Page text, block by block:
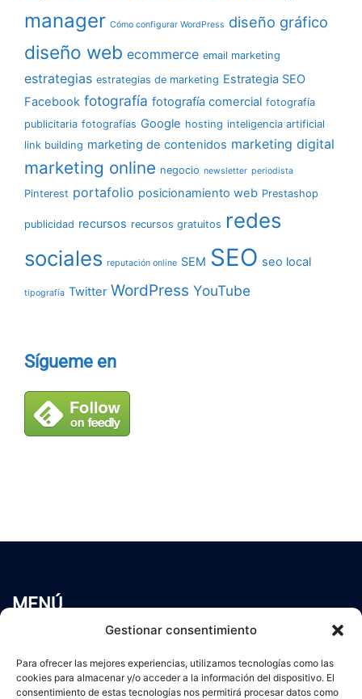
Gestionar consentimiento
Para ofrecer las mejores experiencias, utilizamos tecnologías como las
cookies para almacenar y/o acceder a la información del dispositivo. El
consentimiento de estas tecnologías nos permitirá procesar datos como
manager Cómo configurar WordPress diseño gráfico
diseño web ecommerce email marketing
estrategias estrategias de marketing Estrategia SEO
Facebook fotografía fotografía comercial fotografía
publicitaria fotografías Google hosting inteligencia artificial
link building marketing de contenidos marketing digital
marketing online negocio newsletter periodista
Pinterest portafolio posicionamiento web Prestashop
publicidad recursos recursos gratuitos redes
sociales reputación online SEM SEO seo local
tipografía Twitter WordPress YouTube
Sígueme en
MENÚ
Servicios
Blog